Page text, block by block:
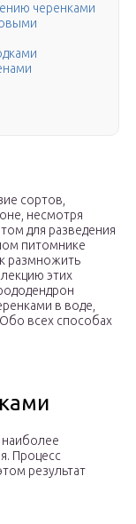
черенками
сортов,
несмотря
для разведения
питомнике
размножить
этих
в воде,
всех способах
Процесс
результат